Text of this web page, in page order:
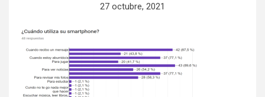
27 octubre, 2021